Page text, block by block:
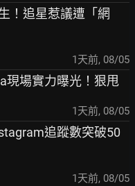
！追星惹議遭「網
1天前, 08/05
現場實力曝光！狠甩
1天前, 08/05
追蹤數突破50
1天前, 08/05